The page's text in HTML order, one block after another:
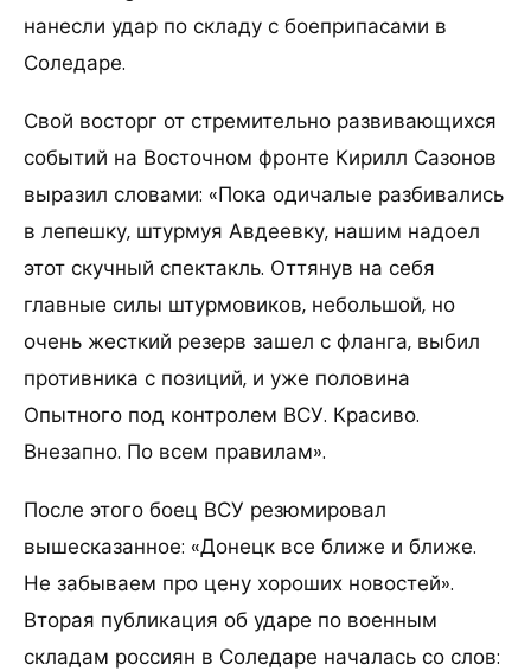
нанесли удар по складу с боеприпасами в
Соледаре.
Свой восторг от стремительно развивающихся
событий на Восточном фронте Кирилл Сазонов
выразил словами: «Пока одичалые разбивались
в лепешку, штурмуя Авдеевку, нашим надоел
этот скучный спектакль. Оттянув на себя
главные силы штурмовиков, небольшой, но
очень жесткий резерв зашел с фланга, выбил
противника с позиций, и уже половина
Опытного под контролем ВСУ. Красиво.
Внезапно. По всем правилам».
После этого боец ВСУ резюмировал
вышесказанное: «Донецк все ближе и ближе.
Не забываем про цену хороших новостей».
Вторая публикация об ударе по военным
складам россиян в Соледаре началась со слов: